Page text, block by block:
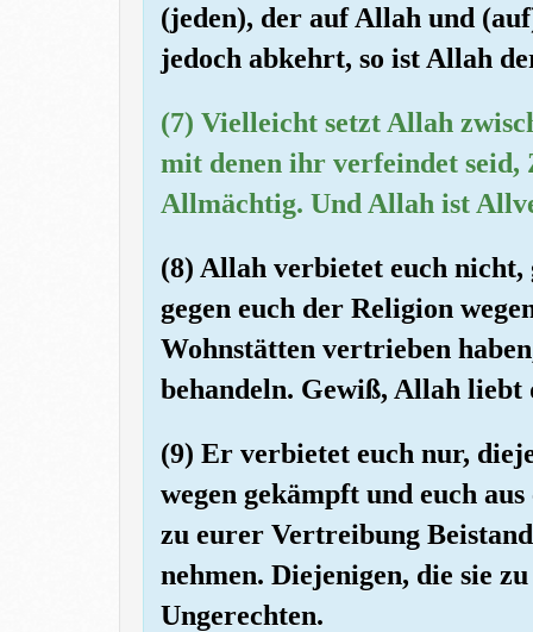
(jeden), der auf Allah und
jedoch abkehrt, so ist Allah
(7) Vielleicht setzt Allah
mit denen ihr verfeindet
Allmächtig. Und Allah ist
(8) Allah verbietet euch nicht,
gegen euch der Religion
Wohnstätten vertrieben
behandeln. Gewiß, Allah liebt
(9) Er verbietet euch nur,
wegen gekämpft und euch
zu eurer Vertreibung
nehmen. Diejenigen, die sie
Ungerechten.